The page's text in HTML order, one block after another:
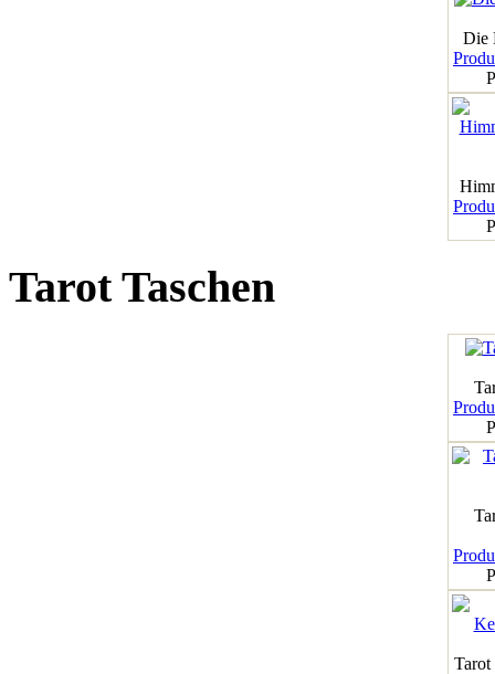
Die
Tarot Taschen
Tarot